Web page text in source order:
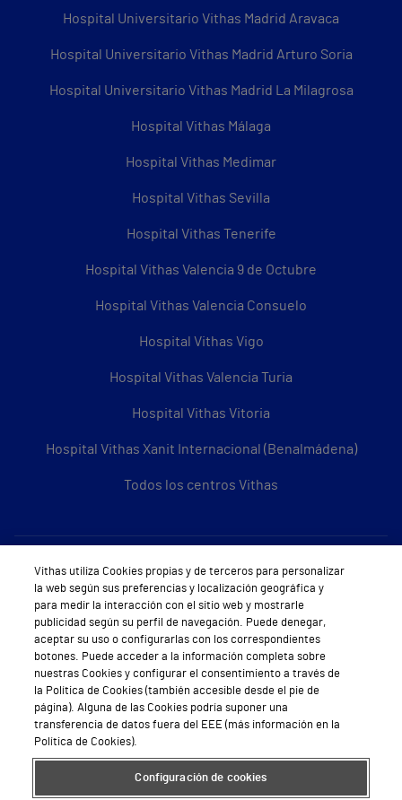
Hospital Universitario Vithas Madrid Aravaca
Hospital Universitario Vithas Madrid Arturo Soria
Hospital Universitario Vithas Madrid La Milagrosa
Hospital Vithas Málaga
Hospital Vithas Medimar
Hospital Vithas Sevilla
Hospital Vithas Tenerife
Hospital Vithas Valencia 9 de Octubre
Hospital Vithas Valencia Consuelo
Hospital Vithas Vigo
Hospital Vithas Valencia Turia
Hospital Vithas Vitoria
Hospital Vithas Xanit Internacional (Benalmádena)
Todos los centros Vithas
Sobre Vithas
Quiénes somos
Trabajar en Vithas
Teléfono Cita Médica
Teléfono Atención al Cliente
Política de seguridad y salud en el trabajo
Conoce a Supervita
Vithas utiliza Cookies propias y de terceros para personalizar
la web según sus preferencias y localización geográfica y
para medir la interacción con el sitio web y mostrarle
publicidad según su perfil de navegación. Puede denegar,
aceptar su uso o configurarlas con los correspondientes
botones. Puede acceder a la información completa sobre
nuestras Cookies y configurar el consentimiento a través de
la Política de Cookies (también accesible desde el pie de
página). Alguna de las Cookies podría suponer una
transferencia de datos fuera del EEE (más información en la
Política de Cookies).
Configuración de cookies